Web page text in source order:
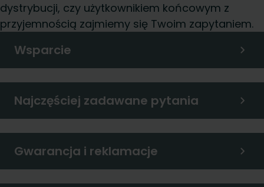
dystrybucji, czy użytkownikiem końcowym z
przyjemnością zajmiemy się Twoim zapytaniem.
Wsparcie
Najczęściej zadawane pytania
Gwarancja i reklamacje